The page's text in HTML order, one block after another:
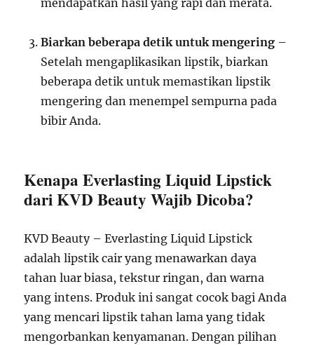
mendapatkan hasil yang rapi dan merata.
Biarkan beberapa detik untuk mengering –
Setelah mengaplikasikan lipstik, biarkan
beberapa detik untuk memastikan lipstik
mengering dan menempel sempurna pada
bibir Anda.
Kenapa Everlasting Liquid Lipstick
dari KVD Beauty Wajib Dicoba?
KVD Beauty – Everlasting Liquid Lipstick
adalah lipstik cair yang menawarkan daya
tahan luar biasa, tekstur ringan, dan warna
yang intens. Produk ini sangat cocok bagi Anda
yang mencari lipstik tahan lama yang tidak
mengorbankan kenyamanan. Dengan pilihan